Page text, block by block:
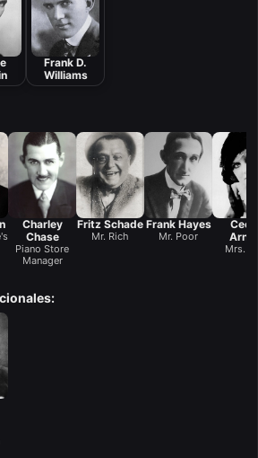
Frank D.
Williams
Charley
Chase
Piano Store
Manager
Fritz Schade
Mr. Rich
Frank Hayes
Mr. Poor
Mrs.